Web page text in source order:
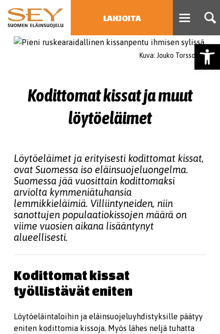
LAHJOITA
HAE
Kuva: Jouko Torssonen
Kodittomat kissat ja muut
löytöeläimet
Löytöeläimet ja erityisesti kodittomat kissat,
ovat Suomessa iso eläinsuojeluongelma.
Suomessa jää vuosittain kodittomaksi
arviolta kymmeniätuhansia
lemmikkieläimiä. Villiintyneiden, niin
sanottujen populaatiokissojen määrä on
viime vuosien aikana lisääntynyt
alueellisesti.
Kodittomat kissat
työllistävät eniten
Löytöeläintaloihin ja eläinsuojeluyhdistyksille päätyy
eniten kodittomia kissoja. Myös lähes neljä tuhatta